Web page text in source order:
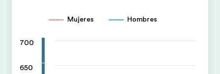
Mujeres Hombres
700
650